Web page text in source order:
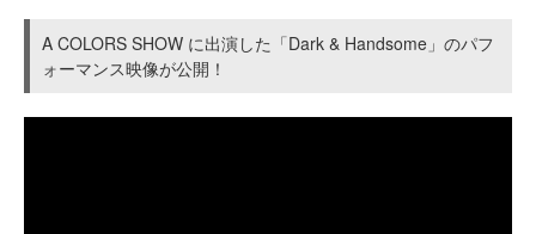
A COLORS SHOW に出演した「Dark & Handsome」のパフ
ォーマンス映像が公開！